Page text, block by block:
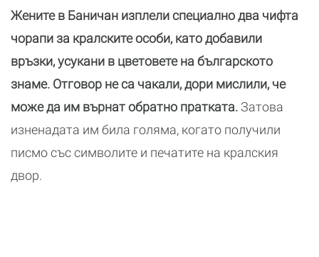
Жените в Баничан изплели специално два чифта
чорапи за кралските особи, като добавили
връзки, усукани в цветовете на българското
знаме. Отговор не са чакали, дори мислили, че
може да им върнат обратно пратката. Затова
изненадата им била голяма, когато получили
писмо със символите и печатите на кралския
двор.